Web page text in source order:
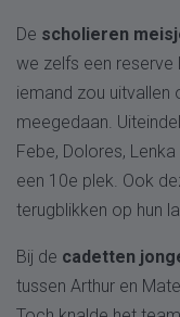
De scholieren
we zelfs een
iemand zou
meegedaan.
Febe, Dolores,
een 10e plek. Ook
terugblikken op hun
Bij de cadetten
tussen Arthur en